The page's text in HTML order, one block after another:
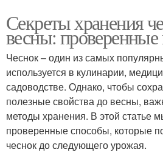
Секреты хранения
весны:
Чеснок – один из самых
используется в кулинарии,
садоводстве. Однако, чтобы
полезные свойства до весны,
методы хранения. В этой статье
проверенные способы, которые
чеснок до следующего урожая.